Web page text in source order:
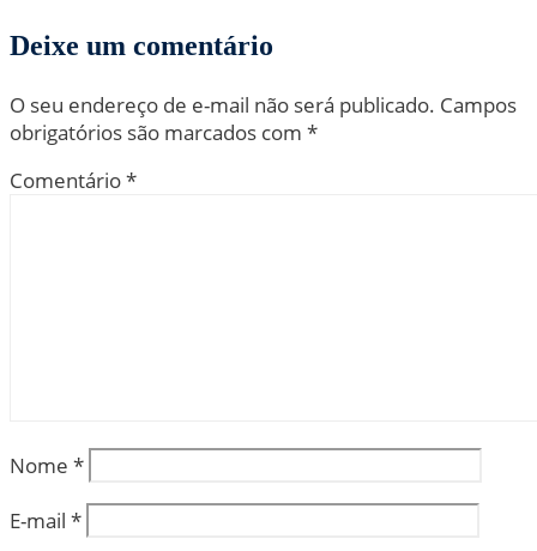
Deixe um comentário
O seu endereço de e-mail não será publicado. Campos
obrigatórios são marcados com *
Comentário*
Nome *
E-mail *